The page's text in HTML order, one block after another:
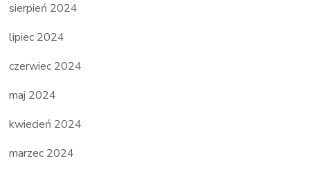
sierpień 2024
lipiec 2024
czerwiec 2024
maj 2024
kwiecień 2024
marzec 2024